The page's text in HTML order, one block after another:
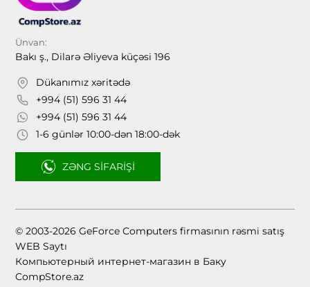
Ünvan:
Bakı ş., Dilarə Əliyeva küçəsi 196
Dükanımız xəritədə
+994 (51) 596 31 44
+994 (51) 596 31 44
1-6 günlər 10:00-dən 18:00-dək
ZƏNG SIFARIŞI
© 2003-2026 GeForce Computers firmasının rəsmi satış
WEB Saytı
Компьютерный интернет-магазин в Баку
CompStore.az